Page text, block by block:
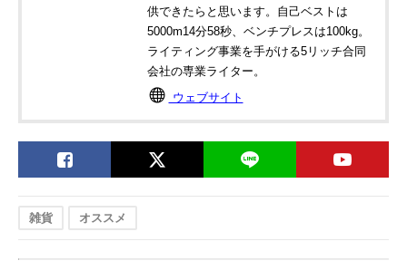
供できたらと思います。自己ベストは
5000m14分58秒、ベンチプレスは100kg。
ライティング事業を手がける5リッチ合同
会社の専業ライター。
ウェブサイト
雑貨 オススメ